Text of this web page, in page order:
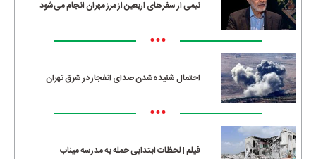
نیمی از سفرهای اربعین از مرز مهران انجام می‌شود
•••
احتمال شنیده‌شدن صدای انفجار در شرق تهران
•••
فیلم | لحظات ابتدایی حمله به مدرسه میناب